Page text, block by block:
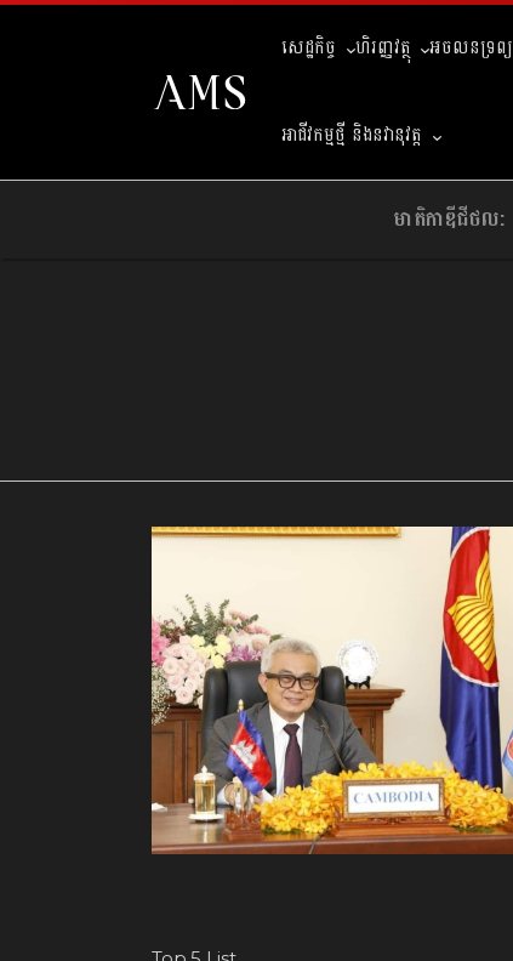
សេដ្ឋកិច្ច ហិរញ្ញវត្ថុ អចលនទ្រព្យ
អាជីវកម្មថ្មី និងនវានុវត្ត
មាតិកាឌីជីថល: